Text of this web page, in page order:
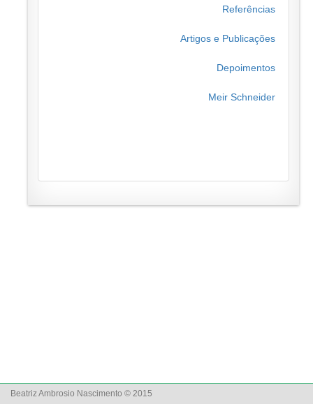
Referências
Artigos e Publicações
Depoimentos
Meir Schneider
Beatriz Ambrosio Nascimento © 2015